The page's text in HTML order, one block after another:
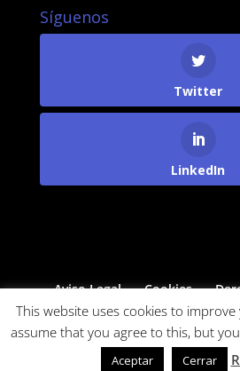
Síguenos
Twitter
LinkedIn
Aviso Legal Cookies
Protección de
Powered by
This website uses cookies to
assume that you agree to this, but
Aceptar Cerrar